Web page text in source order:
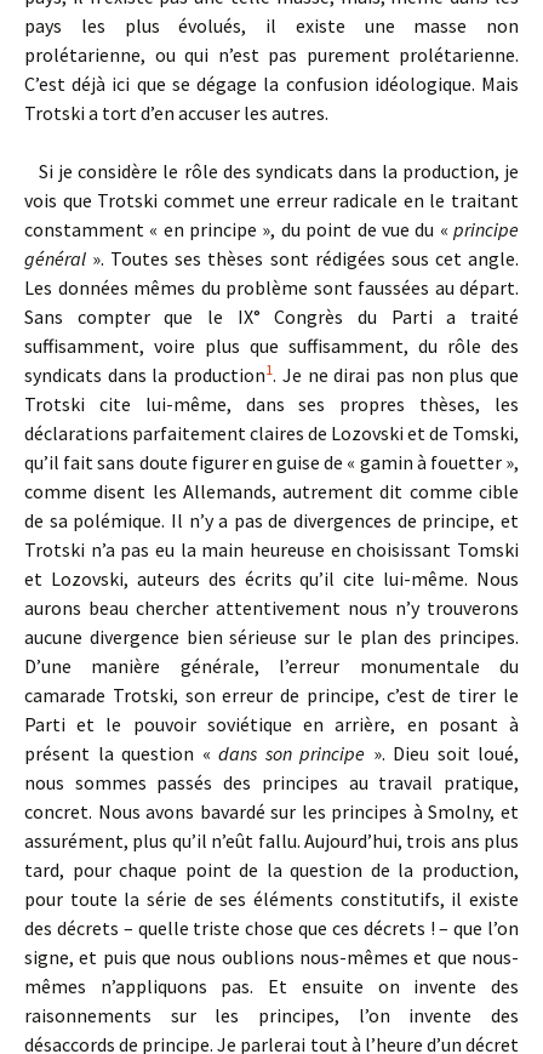
pays les plus évolués, il existe une masse non
prolétarienne, ou qui n’est pas purement prolétarienne.
C’est déjà ici que se dégage la confusion idéologique. Mais
Trotski a tort d’en accuser les autres.
Si je considère le rôle des syndicats dans la production, je
vois que Trotski commet une erreur radicale en le traitant
constamment « en principe », du point de vue du « principe
général ». Toutes ses thèses sont rédigées sous cet angle.
Les données mêmes du problème sont faussées au départ.
Sans compter que le IX° Congrès du Parti a traité
suffisamment, voire plus que suffisamment, du rôle des
syndicats dans la production1. Je ne dirai pas non plus que
Trotski cite lui­-même, dans ses propres thèses, les
déclarations parfaite­ment claires de Lozovski et de Tomski,
qu’il fait sans doute figurer en guise de « gamin à fouetter »,
comme disent les Allemands, autrement dit comme cible
de sa polémi­que. Il n’y a pas de divergences de principe, et
Trotski n’a pas eu la main heureuse en choisissant Tomski
et Lozov­ski, auteurs des écrits qu’il cite lui-même. Nous
aurons beau chercher attentivement nous n’y trouverons
aucune diver­gence bien sérieuse sur le plan des principes.
D’une manière générale, l’erreur monumentale du
camarade Trotski, son erreur de principe, c’est de tirer le
Parti et le pouvoir so­viétique en arrière, en posant à
présent la question « dans son principe ». Dieu soit loué,
nous sommes passés des prin­cipes au travail pratique,
concret. Nous avons bavardé sur les principes à Smolny, et
assurément, plus qu’il n’eût fallu. Aujourd’hui, trois ans plus
tard, pour chaque point de la question de la production,
pour toute la série de ses éléments constitutifs, il existe
des décrets – quelle triste chose que ces décrets ! – que l’on
signe, et puis que nous oublions nous-mêmes et que nous-
mêmes n’appliquons pas. Et ensuite on invente des
raisonnements sur les principes, l’on invente des
désaccords de principe. Je parlerai tout à l’heure d’un décret